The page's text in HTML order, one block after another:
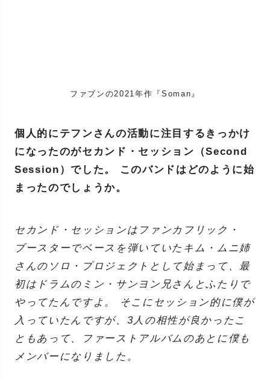
ファブンの2021年作『Soman』
個人的にテフンさんの活動に注目するきっかけ
になったのがセカンド・セッション（Second
Session）でした。 このバンドはどのように始
まったのでしょうか。
セカンド・セッションはファンカフリック・
ブースターでベースを弾いていたキム・ムニ姉
さんのソロ・プロジェクトとして始まって、最
初はドラムのミン・サンヨン兄さんとふたりで
やってたんですよ。 そこにセッション的に僕が
入っていたんですが、3人の相性が良かったこ
ともあって、ファーストアルバムのあとに僕も
メンバーになりました。